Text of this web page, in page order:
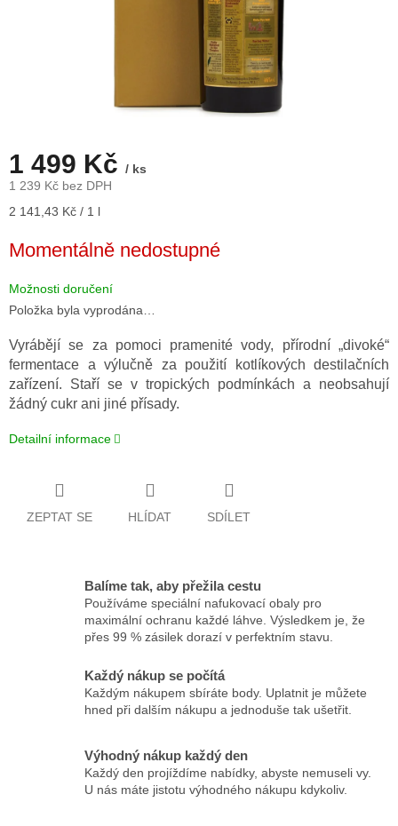
1 499 Kč / ks
1 239 Kč bez DPH
Měrná
2 141,43 Kč / 1 l
Momentálně nedostupné
Možnosti doručení
Položka byla vyprodána…
Vyrábějí se za pomoci pramenité vody, přírodní „divoké“
fermentace a výlučně za použití kotlíkových destilačních
zařízení. Staří se v tropických podmínkách a neobsahují
žádný cukr ani jiné přísady.
Detailní informace
ZEPTAT SE HLÍDAT SDÍLET
Balíme tak, aby přežila cestu
Používáme speciální nafukovací obaly pro
maximální ochranu každé láhve. Výsledkem je, že
přes 99 % zásilek dorazí v perfektním stavu.
Každý nákup se počítá
Každým nákupem sbíráte body. Uplatnit je můžete
hned při dalším nákupu a jednoduše tak ušetřit.
Výhodný nákup každý den
Každý den projíždíme nabídky, abyste nemuseli vy.
U nás máte jistotu výhodného nákupu kdykoliv.